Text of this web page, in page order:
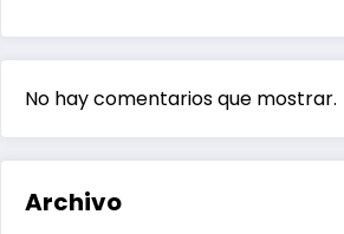
No hay comentarios que mostrar.
Archivo